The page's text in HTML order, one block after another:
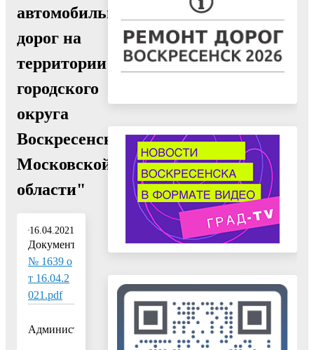
автомобильных
дорог на
территории
городского
округа
Воскресенск
Московской
области"
16.04.2021
Документ:
№ 1639 о
т 16.04.2
021.pdf
Администрация